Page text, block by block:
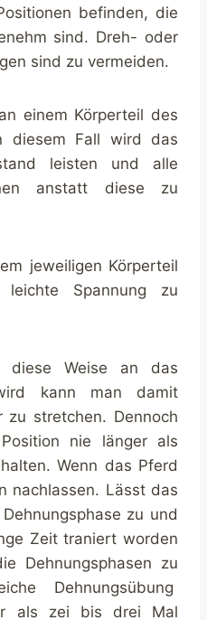
befinden, die
sind. Dreh- oder
sind zu vermeiden.
einem Körperteil des
diesem Fall wird das
leisten und alle
anstatt diese zu
jeweiligen Körperteil
Spannung zu
diese Weise an das
kann man damit
zu stretchen. Dennoch
nie länger als
Wenn das Pferd
nachlassen. Lässt das
zu und
Zeit traniert worden
Dehnungsphasen zu
Dehnungsübung
als zei bis drei Mal